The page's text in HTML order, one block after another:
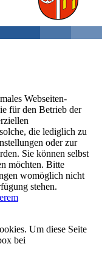
Webseiten-
für den Betrieb der
die lediglich zu
oder zur
Sie können selbst
möchten. Bitte
womöglich nicht
stehen.
Um diese Seite
bei